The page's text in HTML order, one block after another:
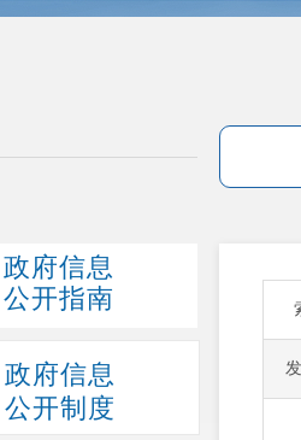
政府信息
公开指南
政府信息
公开制度